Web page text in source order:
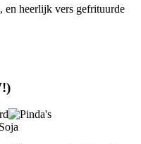
heerlijk vers gefrituurde